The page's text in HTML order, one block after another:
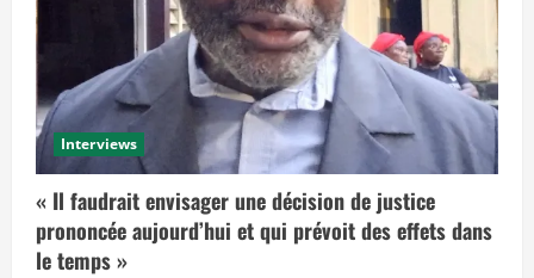
Interviews
« Il faudrait envisager une décision de justice
prononcée aujourd’hui et qui prévoit des effets dans
le temps »